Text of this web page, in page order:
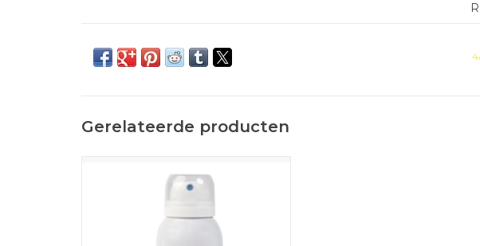
Gerelateerde producten
seasons.